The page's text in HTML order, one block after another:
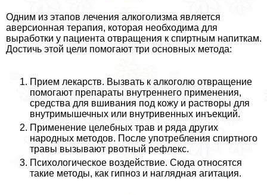
Одним из этапов лечения алкоголизма является
аверсионная терапия, которая необходима для
выработки у пациента отвращения к спиртным напиткам.
Достичь этой цели помогают три основных метода:
Прием лекарств. Вызвать к алкоголю отвращение
помогают препараты внутреннего применения,
средства для вшивания под кожу и растворы для
внутримышечных или внутривенных инъекций.
Применение целебных трав и ряда других
народных методов. После употрeбления спиртного
травы вызывают рвотный рефлекс.
Психологическое воздействие. Сюда относятся
такие методы, как гипноз и наглядная агитация.